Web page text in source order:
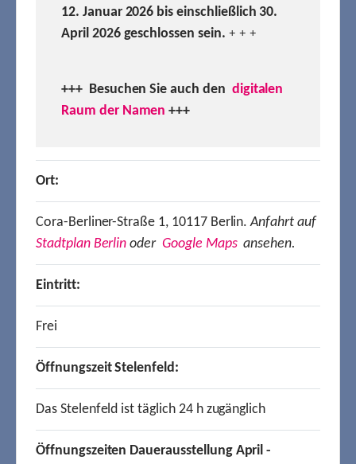
12. Januar 2026 bis einschließlich 30.
April 2026 geschlossen sein. + + +
+++ Besuchen Sie auch den digitalen
Raum der Namen +++
Ort:
Cora-Berliner-Straße 1, 10117 Berlin.Anfahrt auf
Stadtplan Berlin oder Google Mapsansehen.
Eintritt:
Frei
Öffnungszeit Stelenfeld:
Das Stelenfeld ist täglich 24 h zugänglich
Öffnungszeiten Dauerausstellung April -